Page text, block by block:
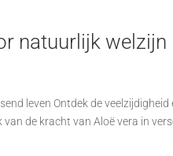
natuurlijk welzijn
leven Ontdek de
de kracht van Aloë vera in